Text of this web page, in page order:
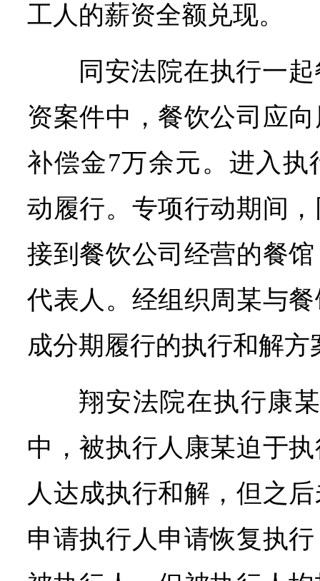
工人的薪资全额兑现。
同安法院在执行一
资案件中，餐饮公司应
补偿金7万余元。进入
动履行。专项行动期间
接到餐饮公司经营的餐
代表人。经组织周某与
成分期履行的执行和解方
翔安法院在执行康
中，被执行人康某迫于
人达成执行和解，但之
申请执行人申请恢复执